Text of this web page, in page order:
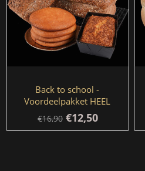
Back to school -
Voordeelpakket HEEL
BROOD
€16,90 €12,50